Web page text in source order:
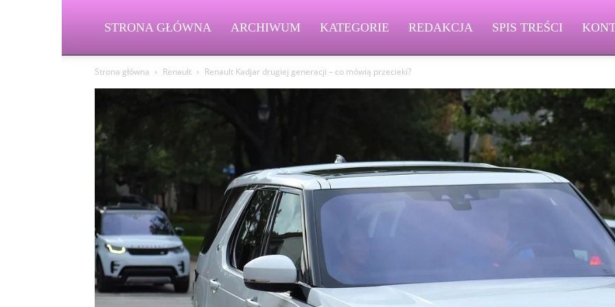
STRONA GŁÓWNA ARCHIWUM KATEGORIE REDAKCJA SPIS TREŚCI
Strona główna Renault Renault Kadjar drugiej generacji – co mówią przecieki?